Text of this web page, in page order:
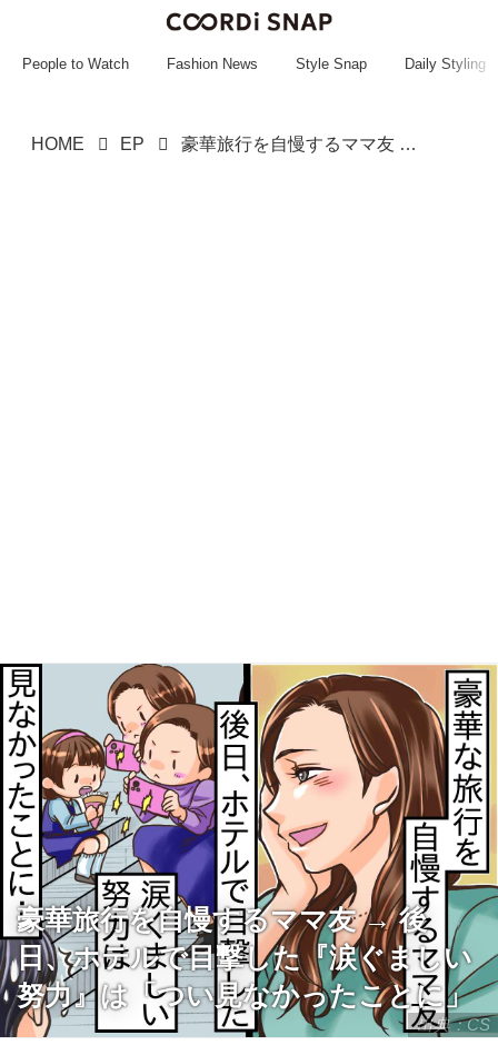
~~~~~~~~~~~
People to Watch Fashion News Style Snap Daily Styling
HOME EP 豪華旅行を自慢するママ友 → 後日、ホテルで目撃した『涙ぐましい努力』は「つい見なかったことに」
出典：CS
豪華旅行を自慢するママ友 → 後
日、ホテルで目撃した『涙ぐましい
努力』は「つい見なかったことに」